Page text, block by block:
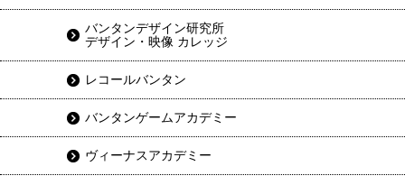
バンタンデザイン研究所
デザイン・映像 カレッジ
レコールバンタン
バンタンゲームアカデミー
ヴィーナスアカデミー